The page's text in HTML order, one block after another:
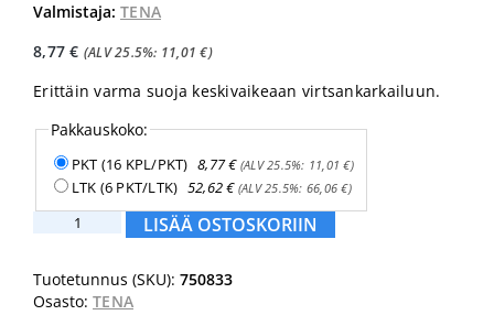
Valmistaja: TENA
8,77€ (ALV 25.5%: 11,01€)
Erittäin varma suoja keskivaikeaan virtsankarkailuun.
Pakkauskoko:
PKT (16 KPL/PKT) 8,77€(ALV 25.5%: 11,01€)
LTK (6 PKT/LTK) 52,62€(ALV 25.5%: 66,06€)
3
määrä
LISÄÄ OSTOSKORIIN
Tuotetunnus (SKU): 750833
Osasto: TENA